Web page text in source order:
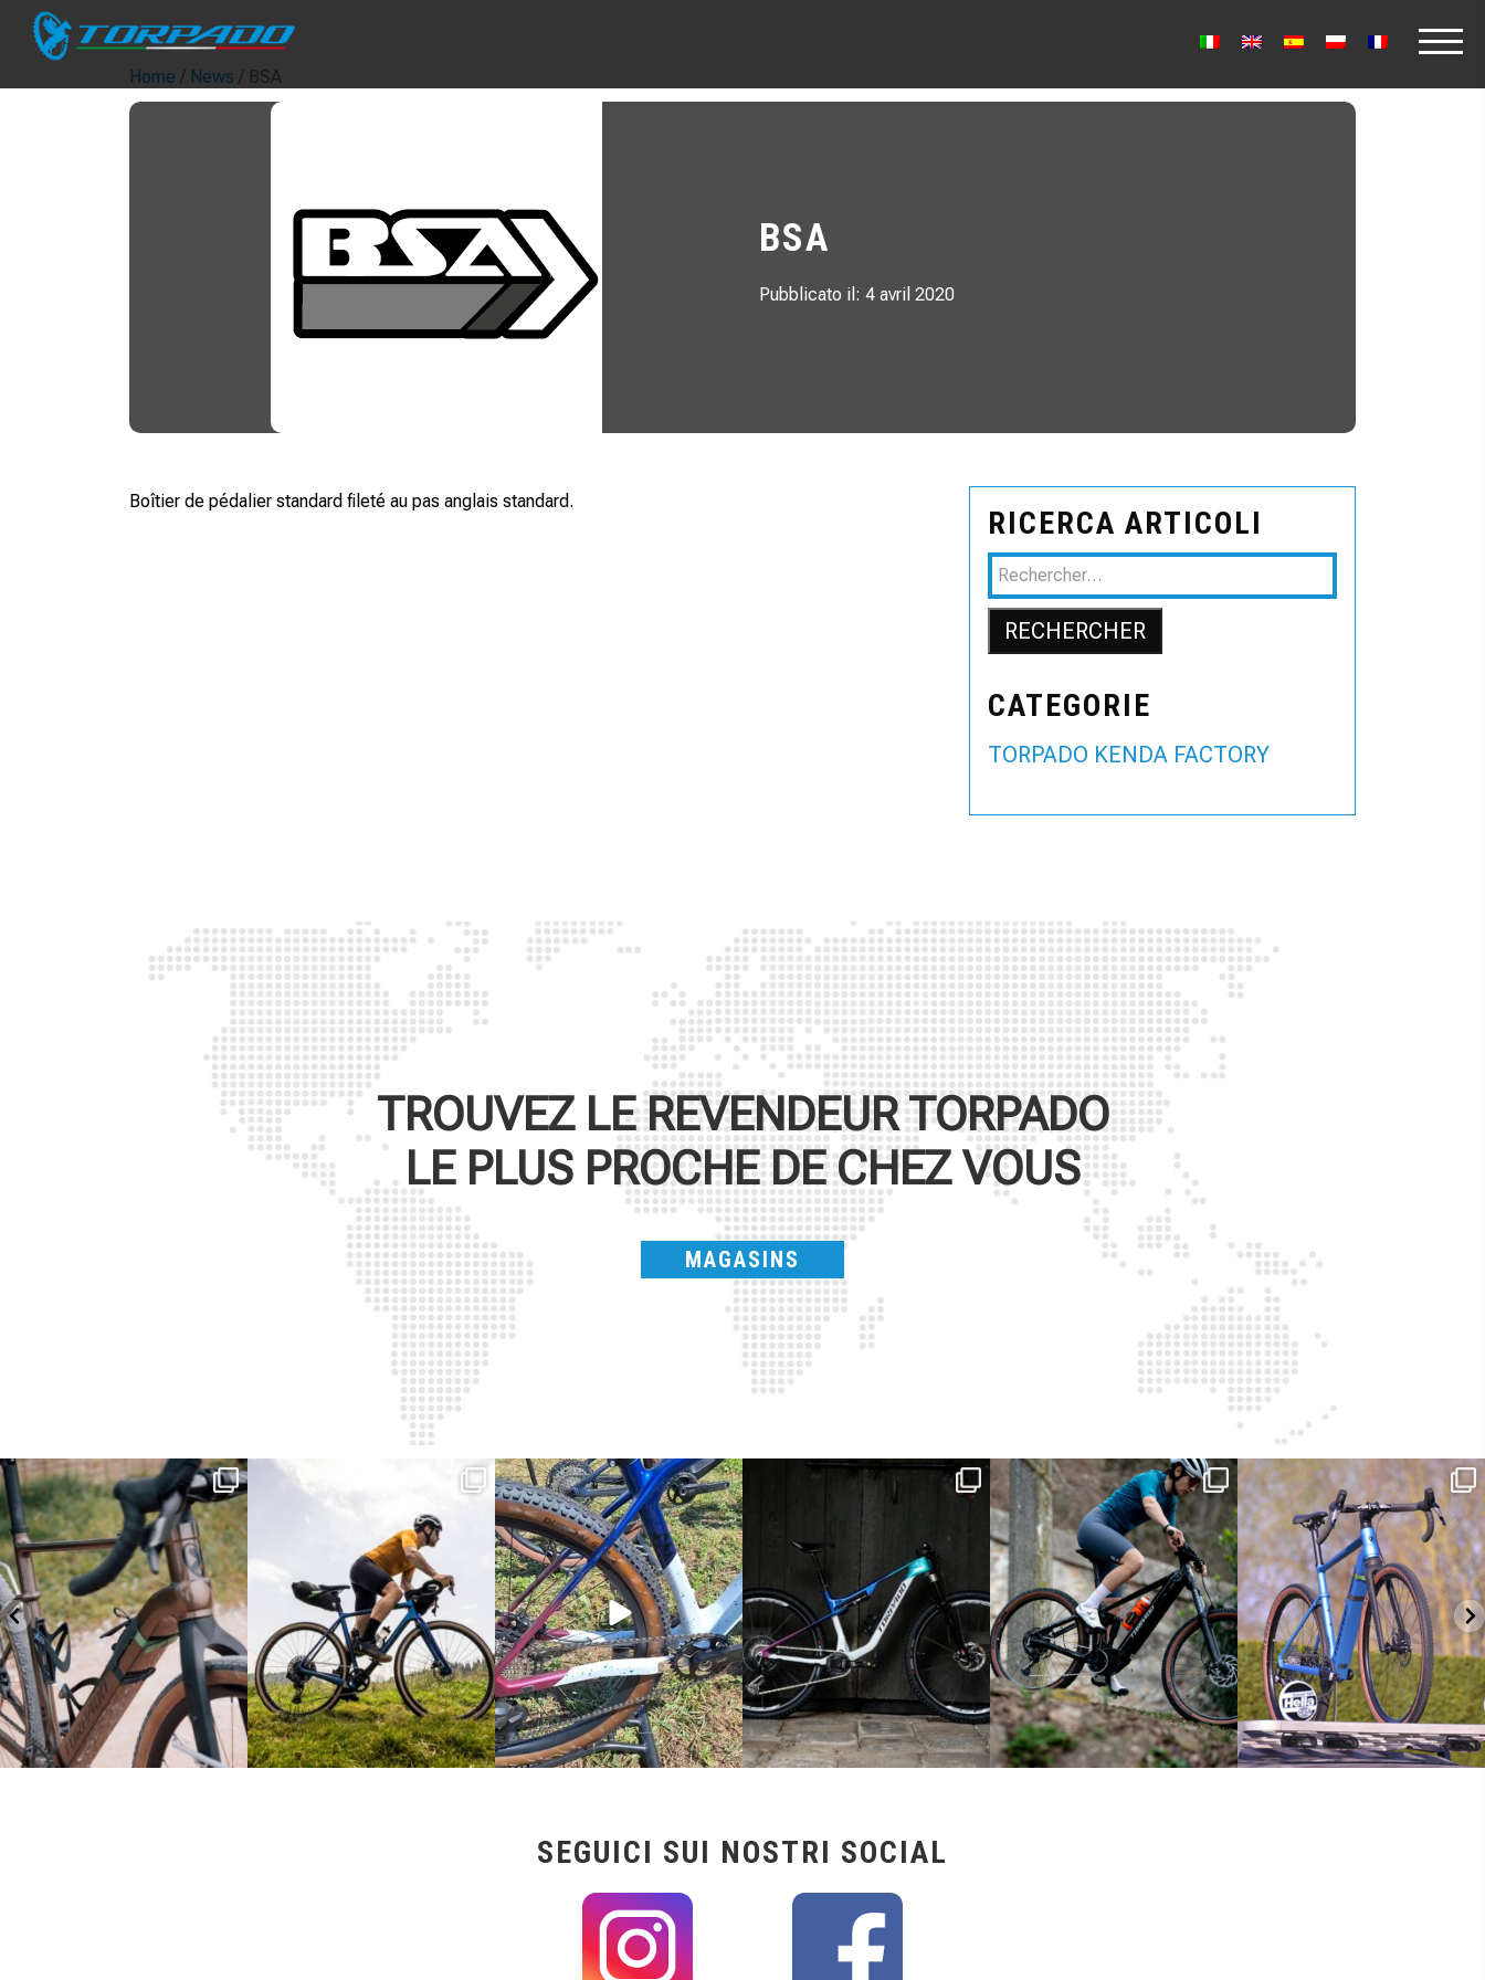
Home / News / BSA
BSA
Pubblicato il: 4 avril 2020
Boîtier de pédalier standard fileté au pas anglais standard.
RICERCA ARTICOLI
CATEGORIE
TORPADO KENDA FACTORY
TROUVEZ LE REVENDEURTORPADO
LE PLUS PROCHE DE CHEZ VOUS
MAGASINS
Kepler R è la gravel pensata per affrontare
lunghe...
26 0
Parte dalla strada, continua sulla ghiaia,
2
Torpado ai Campionati Italiani XCO & E-
MTB
...
116 1
ReNero R è stata sviluppata per offrire
Ieri erano distanze. Oggi con Xanto S
sono...
25 0
Ogni strada racconta una storia.
Con Kepler...
26 0
SEGUICI SUI NOSTRI SOCIAL